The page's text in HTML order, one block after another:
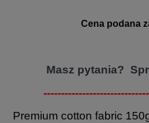
Cena podana
Masz pytania?
Premium cotton fabric